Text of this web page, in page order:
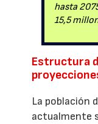
hasta
15,5
Estructura
La población
actualmente